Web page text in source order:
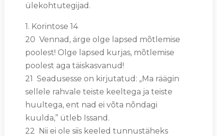
ülekohtutegijad.
1. Korintose 14
20 Vennad, ärge olge lapsed mõtlemise
poolest! Olge lapsed kurjas, mõtlemise
poolest aga täiskasvanud!
21 Seadusesse on kirjutatud: „Ma räägin
sellele rahvale teiste keeltega ja teiste
huultega, ent nad ei võta nõndagi
kuulda,” ütleb Issand.
22 Nii ei ole siis keeled tunnustäheks